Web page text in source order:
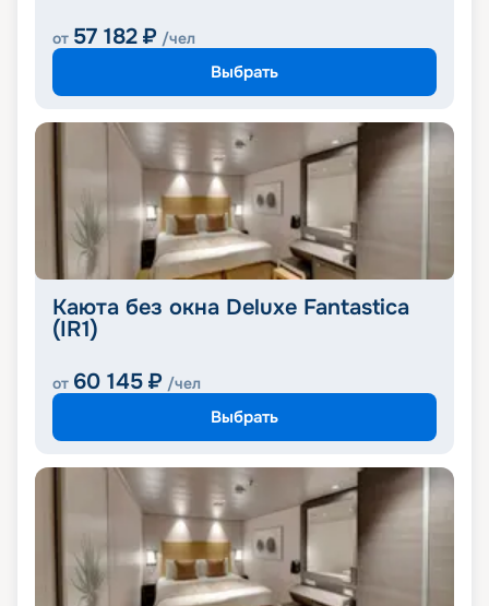
от 57 182 ₽ /чел
Выбрать
Каюта без окна Deluxe Fantastica
(IR1)
от 60 145 ₽ /чел
Выбрать